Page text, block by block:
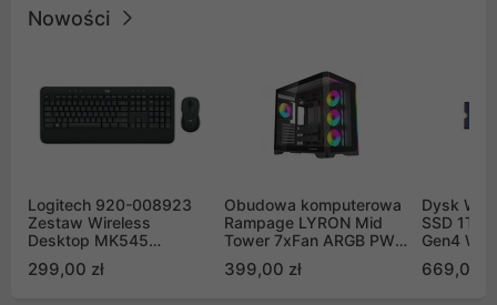
Nowości
Logitech 920-008923
Zestaw Wireless
Desktop MK545
299,00 zł
Obudowa komputerowa
Rampage LYRON Mid
Tower 7xFan ARGB PWM
399,00 zł
Dysk WD
SSD 1TB
Gen4
669,00